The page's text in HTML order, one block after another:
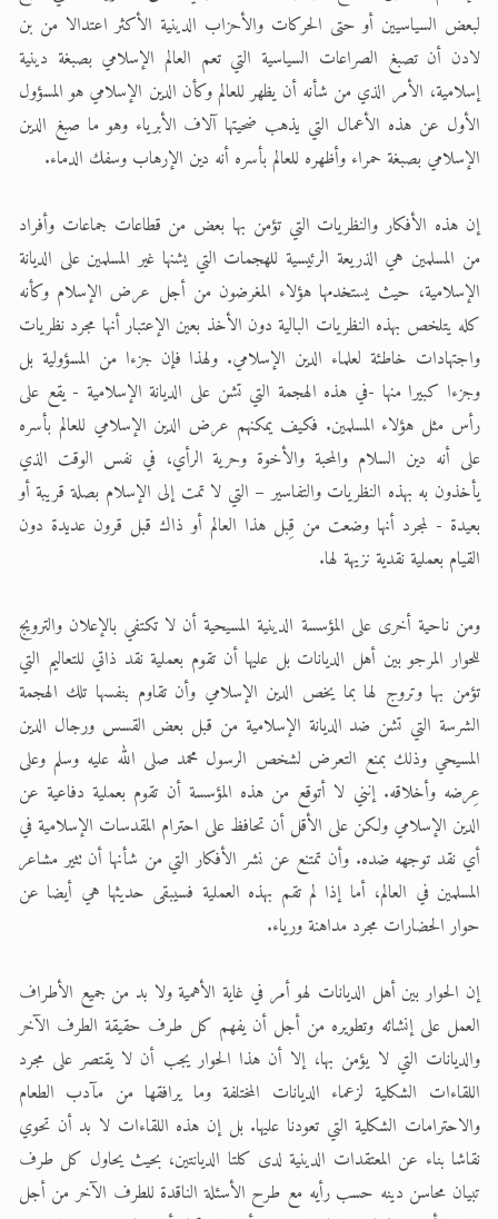
لبعض السياسيين أو حتى الحركات والأحزاب الدينية الأكثر اعتدالا من بن
لادن أن تصبغ الصراعات السياسية التي تعم العالم الإسلامي بصبغة دينية
إسلامية، الأمر الذي من شأنه أن يظهر للعالم وكأن الدين الإسلامي هو المسؤول
الأول عن هذه الأعمال التي يذهب ضحيتها آلاف الأبرياء وهو ما صبغ الدين
الإسلامي بصبغة حمراء وأظهره للعالم بأسره أنه دين الإرهاب وسفك الدماء.
إن هذه الأفكار والنظريات التي تؤمن بها بعض من قطاعات جماعات وأفراد
من المسلمين هي الذريعة الرئيسية للهجمات التي يشنها غير المسلمين على الديانة
الإسلامية، حيث يستخدمها هؤلاء المغرضون من أجل عرض الإسلام وكأنه
كله يتلخص بهذه النظريات البالية دون الأخذ بعين الإعتبار أنها مجرد نظريات
واجتهادات خاطئة لعلماء الدين الإسلامي. ولهذا فإن جزءا من المسؤولية بل
وجزءا كبيرا منها -في هذه الهجمة التي تشن على الديانة الإسلامية - يقع على
رأس مثل هؤلاء المسلمين. فكيف يمكنهم عرض الدين الإسلامي للعالم بأسره
على أنه دين السلام والمحبة والأخوة وحرية الرأي، في نفس الوقت الذي
يأخذون به بهذه النظريات والتفاسير – التي لا تمت إلى الإسلام بصلة قريبة أو
بعيدة - لمجرد أنها وضعت من قِبل هذا العالم أو ذاك قبل قرون عديدة دون
القيام بعملية نقدية نزيهة لها.
ومن ناحية أخرى على المؤسسة الدينية المسيحية أن لا تكتفي بالإعلان والترويج
للحوار المرجو بين أهل الديانات بل عليها أن تقوم بعملية نقد ذاتي للتعاليم التي
تؤمن بها وتروج لها بما يخص الدين الإسلامي وأن تقاوم بنفسها تلك الهجمة
الشرسة التي تشن ضد الديانة الإسلامية من قبل بعض القسس ورجال الدين
المسيحي وذلك بمنع التعرض لشخص الرسول محمد صلى الله عليه وسلم وعلى
عِرضه وأخلاقه. إنني لا أتوقع من هذه المؤسسة أن تقوم بعملية دفاعية عن
الدين الإسلامي ولكن على الأقل أن تحافظ على احترام المقدسات الإسلامية في
أي نقد توجهه ضده. وأن تمتنع عن نشر الأفكار التي من شأنها أن تثير مشاعر
المسلمين في العالم، أما إذا لم تقم بهذه العملية فسيبقى حديثها هي أيضا عن
حوار الحضارات مجرد مداهنة ورياء.
إن الحوار بين أهل الديانات لهو أمر في غاية الأهمية ولا بد من جميع الأطراف
العمل على إنشائه وتطويره من أجل أن يفهم كل طرف حقيقة الطرف الآخر
والديانات التي لا يؤمن بها، إلا أن هذا الحوار يجب أن لا يقتصر على مجرد
اللقاءات الشكلية لزعماء الديانات المختلفة وما يرافقها من مآدب الطعام
والاحترامات الشكلية التي تعودنا عليها. بل إن هذه اللقاءات لا بد أن تحوي
نقاشا بناء عن المعتقدات الدينية لدى كلتا الديانتين، بحيث يحاول كل طرف
تبيان محاسن دينه حسب رأيه مع طرح الأسئلة الناقدة للطرف الآخر من أجل